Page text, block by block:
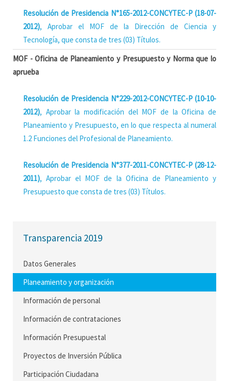
Resolución de Presidencia N°165-2012-CONCYTEC-P (18-07-
2012), Aprobar el MOF de la Dirección de Ciencia y
Tecnología, que consta de tres (03) Títulos.
MOF - Oficina de Planeamiento y Presupuesto y Norma que lo
aprueba
Resolución de Presidencia N°229-2012-CONCYTEC-P (10-10-
2012), Aprobar la modificación del MOF de la Oficina de
Planeamiento y Presupuesto, en lo que respecta al numeral
1.2 Funciones del Profesional de Planeamiento.
Resolución de Presidencia N°377-2011-CONCYTEC-P (28-12-
2011), Aprobar el MOF de la Oficina de Planeamiento y
Presupuesto que consta de tres (03) Títulos.
Transparencia 2019
Datos Generales
Planeamiento y organización
Información de personal
Información de contrataciones
Información Presupuestal
Proyectos de Inversión Pública
Participación Ciudadana